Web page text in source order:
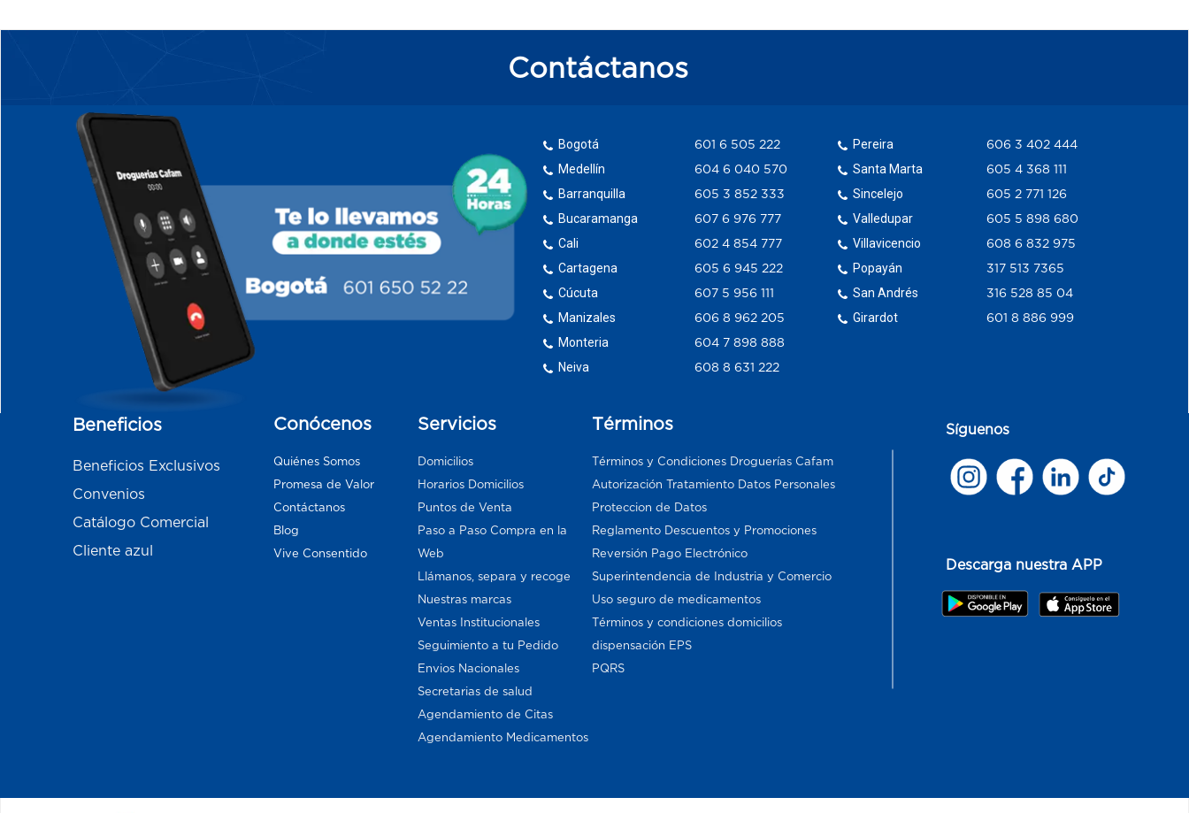
Contáctanos
Bogotá
Medellín
Barranquilla
Bucaramanga
Cali
Cartagena
Cúcuta
Manizales
Monteria
Neiva
601 6 505 222
604 6 040 570
605 3 852 333
607 6 976 777
602 4 854 777
605 6 945 222
607 5 956 111
606 8 962 205
604 7 898 888
608 8 631 222
Pereira
Santa Marta
Sincelejo
Valledupar
Villavicencio
Popayán
San Andrés
Girardot
606 3 402 444
605 4 368 111
605 2 771 126
605 5 898 680
608 6 832 975
317 513 7365
316 528 85 04
601 8 886 999
Beneficios
Beneficios Exclusivos
Convenios
Catálogo Comercial
Cliente azul
Conócenos
Quiénes Somos
Promesa de Valor
Contáctanos
Blog
Vive Consentido
Servicios
Domicilios
Horarios Domicilios
Puntos de Venta
Paso a Paso Compra en la
Web
Llámanos, separa y recoge
Nuestras marcas
Ventas Institucionales
Seguimiento a tu Pedido
Envios Nacionales
Secretarias de salud
Agendamiento de Citas
Agendamiento Medicamentos
Términos
Términos y Condiciones Droguerías Cafam
Autorización Tratamiento Datos Personales
Proteccion de Datos
Reglamento Descuentos y Promociones
Reversión Pago Electrónico
Superintendencia de Industria y Comercio
Uso seguro de medicamentos
Términos y condiciones domicilios
dispensación EPS
PQRS
Síguenos
Descarga nuestra APP